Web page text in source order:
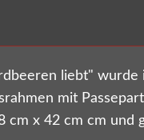
liebt"
mit
cm x 42 cm cm und